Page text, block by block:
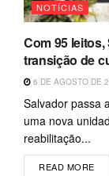
NOTÍCIAS
Com 95
transição de
6 DE AGOSTO DE
Salvador passa
uma nova
reabilitação...
READ MORE